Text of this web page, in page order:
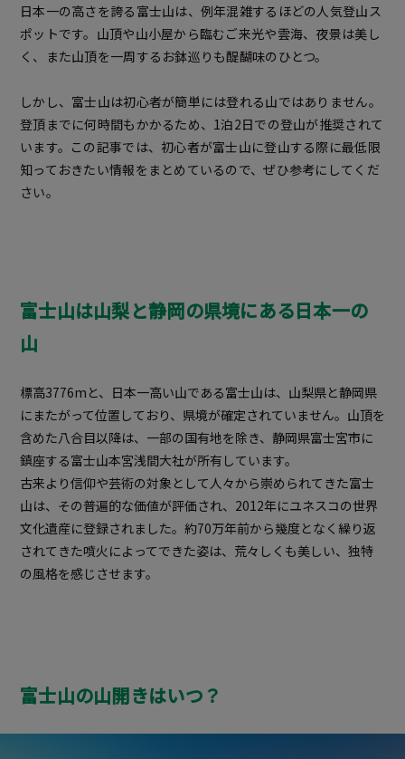
日本一の高さを誇る富士山は、例年混雑するほどの人気登山ス
ポットです。山頂や山小屋から臨むご来光や雲海、夜景は美し
く、また山頂を一周するお鉢巡りも醍醐味のひとつ。
しかし、富士山は初心者が簡単には登れる山ではありません。
登頂までに何時間もかかるため、1泊2日での登山が推奨されて
います。この記事では、初心者が富士山に登山する際に最低限
知っておきたい情報をまとめているので、ぜひ参考にしてくだ
さい。
富士山は山梨と静岡の県境にある日本一の
山
標高3776mと、日本一高い山である富士山は、山梨県と静岡県
にまたがって位置しており、県境が確定されていません。山頂を
含めた八合目以降は、一部の国有地を除き、静岡県富士宮市に
鎮座する富士山本宮浅間大社が所有しています。
古来より信仰や芸術の対象として人々から崇められてきた富士
山は、その普遍的な価値が評価され、2012年にユネスコの世界
文化遺産に登録されました。約70万年前から幾度となく繰り返
されてきた噴火によってできた姿は、荒々しくも美しい、独特
の風格を感じさせます。
富士山の山開きはいつ？